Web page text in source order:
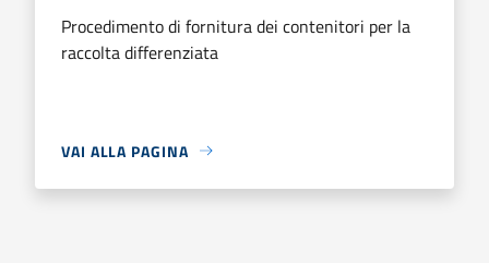
Procedimento di fornitura dei contenitori per la
raccolta differenziata
VAI ALLA PAGINA